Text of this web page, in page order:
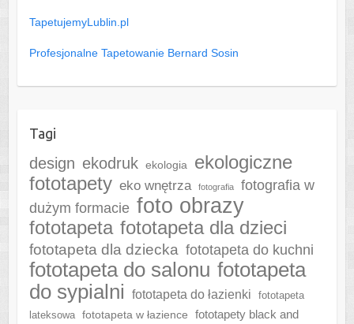
TapetujemyLublin.pl
Profesjonalne Tapetowanie Bernard Sosin
Tagi
design ekodruk ekologia
ekologiczne
fototapety eko wnętrza fotografia
fotografia w
dużym formacie foto obrazy
fototapeta fototapeta dla dzieci
fototapeta dla dziecka fototapeta do kuchni
fototapeta do salonu fototapeta
do sypialni
fototapeta do łazienki
fototapeta
lateksowa
fototapeta w łazience
fototapety black and